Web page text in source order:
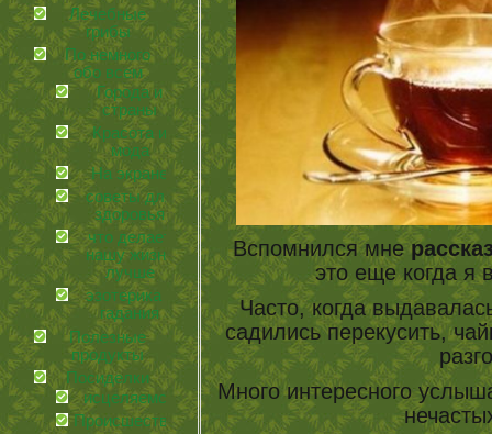
Лечебные
грибы
По немного
обо всем
Города и
страны
Красота и
мода
На экране
советы для
здоровья
что делает
нашу жизнь
лучше
эзотерика и
гадания
Полезные
продукты
Посиделки
иcцеляемся
Происшествия
Вспомнился мне
это еще когда я
Часто, когда
садились перекусить,
Много интересного